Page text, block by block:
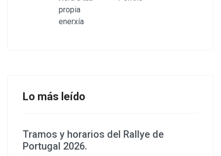
Lo más leído
Tramos y horarios del Rallye de
Portugal 2026.